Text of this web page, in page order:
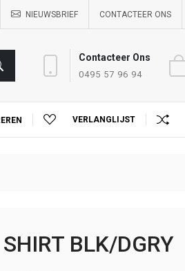
NIEUWSBRIEF CONTACTEER ONS
Contacteer Ons
0495 57 96 94
VERLANGLIJST
BLK/DGRY